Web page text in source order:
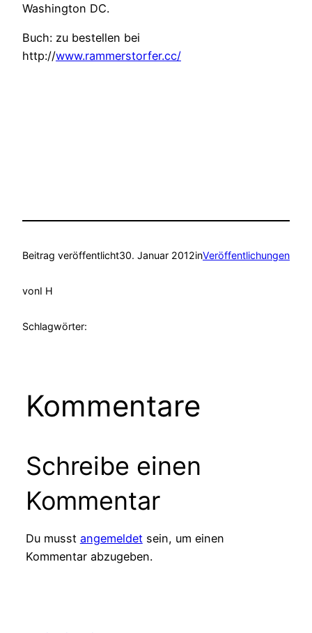
Washington DC.
Buch: zu bestellen bei
http://www.rammerstorfer.cc/
Beitrag veröffentlicht30. Januar 2012inVeröffentlichungen
vonI H
Schlagwörter:
Kommentare
Schreibe einen
Kommentar
Du musst angemeldetsein, um einen
Kommentar abzugeben.